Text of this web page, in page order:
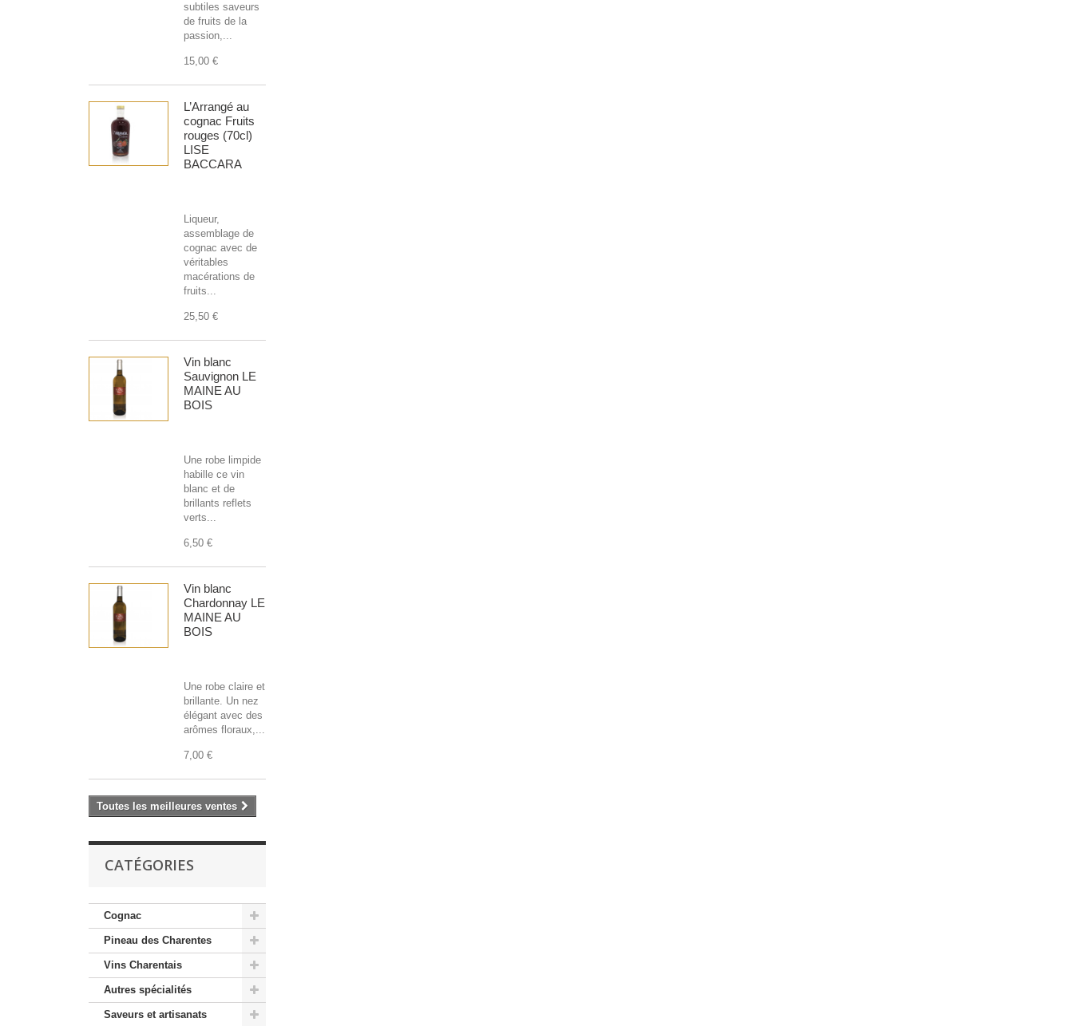
subtiles saveurs
de fruits de la
passion,...
15,00 €
L’Arrangé au
cognac Fruits
rouges (70cl)
LISE
BACCARA
Liqueur,
assemblage de
cognac avec de
véritables
macérations de
fruits...
25,50 €
Vin blanc
Sauvignon LE
MAINE AU
BOIS
Une robe limpide
habille ce vin
blanc et de
brillants reflets
verts...
6,50 €
Vin blanc
Chardonnay LE
MAINE AU
BOIS
Une robe claire et
brillante. Un nez
élégant avec des
arômes floraux,...
7,00 €
Toutes les meilleures ventes
CATÉGORIES
Cognac
Pineau des Charentes
Vins Charentais
Autres spécialités
Saveurs et artisanats